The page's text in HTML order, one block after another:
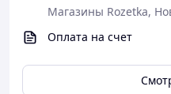
Магазины Rozetka,
Оплата на счет